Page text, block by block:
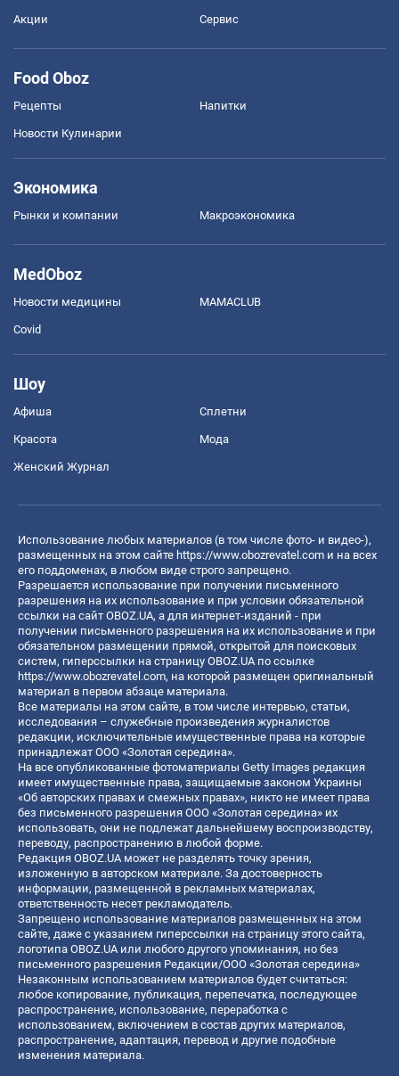
Акции Сервис
Food Oboz
Рецепты Напитки
Новости Кулинарии
Экономика
Рынки и компании Mакроэкономика
MedOboz
Новости медицины MAMACLUB
Covid
Шоу
Афиша Сплетни
Красота Мода
Женский Журнал
Использование любых материалов (в том числе фото- и видео-),
размещенных на этом сайте https://www.obozrevatel.com и на всех
его поддоменах, в любом виде строго запрещено.
Разрешается использование при получении письменного
разрешения на их использование и при условии обязательной
ссылки на сайт OBOZ.UA, а для интернет-изданий - при
получении письменного разрешения на их использование и при
обязательном размещении прямой, открытой для поисковых
систем, гиперссылки на страницу OBOZ.UA по ссылке
https://www.obozrevatel.com, на которой размещен оригинальный
материал в первом абзаце материала.
Все материалы на этом сайте, в том числе интервью, статьи,
исследования – служебные произведения журналистов
редакции, исключительные имущественные права на которые
принадлежат ООО «Золотая середина».
На все опубликованные фотоматериалы Getty Images редакция
имеет имущественные права, защищаемые законом Украины
«Об авторских правах и смежных правах», никто не имеет права
без письменного разрешения ООО «Золотая середина» их
использовать, они не подлежат дальнейшему воспроизводству,
переводу, распространению в любой форме.
Редакция OBOZ.UA может не разделять точку зрения,
изложенную в авторском материале. За достоверность
информации, размещенной в рекламных материалах,
ответственность несет рекламодатель.
Запрещено использование материалов размещенных на этом
сайте, даже с указанием гиперссылки на страницу этого сайта,
логотипа OBOZ.UA или любого другого упоминания, но без
письменного разрешения Редакции/ООО «Золотая середина»
Незаконным использованием материалов будет считаться:
любое копирование, публикация, перепечатка, последующее
распространение, использование, переработка с
использованием, включением в состав других материалов,
распространение, адаптация, перевод и другие подобные
изменения материала.